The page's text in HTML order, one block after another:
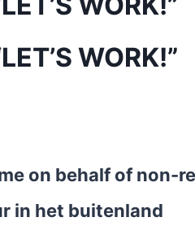
WORK!”
on behalf of non-
in het buitenland